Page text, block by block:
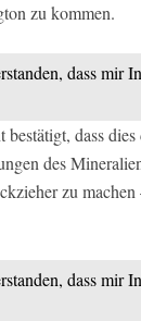
zu kommen.
dass mir
bestätigt, dass
des
zu
dass mir